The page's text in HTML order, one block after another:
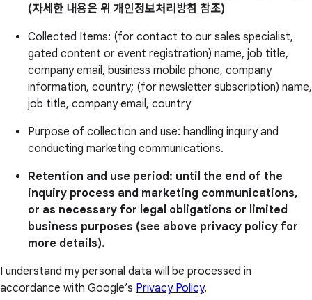
(자세한 내용은 위 개인정보처리방침 참조)
Collected Items: (for contact to our sales specialist,
gated content or event registration) name, job title,
company email, business mobile phone, company
information, country; (for newsletter subscription) name,
job title, company email, country
Purpose of collection and use: handling inquiry and
conducting marketing communications.
Retention and use period: until the end of the
inquiry process and marketing communications,
or as necessary for legal obligations or limited
business purposes (see above privacy policy for
more details).
I understand my personal data will be processed in
accordance with Google’s Privacy Policy.